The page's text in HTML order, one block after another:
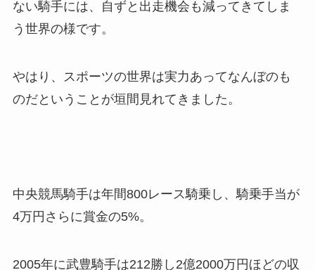
ない騎手には、自ずと出走機会も減ってきてしま
う世界の様です。
やはり、スポーツの世界は実力あってなんぼのも
のだということが垣間見れてきました。
中央競馬騎手は年間800レース騎乗し、騎乗手当が
4万円さらに賞金の5%。
2005年に武豊騎手は212勝し2億2000万円ほどの収